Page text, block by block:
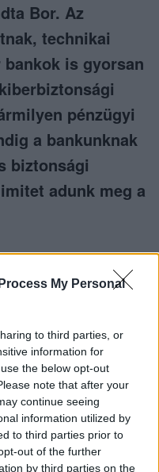
My Personal
to third parties, or
information for
the below opt-out
note that after your
continue seeing
information utilized by
to third parties prior to
out of the further
by third parties on the
Bor. Az
technikai
is gyorsan
pénzügyi
a bankunknak
biztonsági
adunk meg a
az elsők között